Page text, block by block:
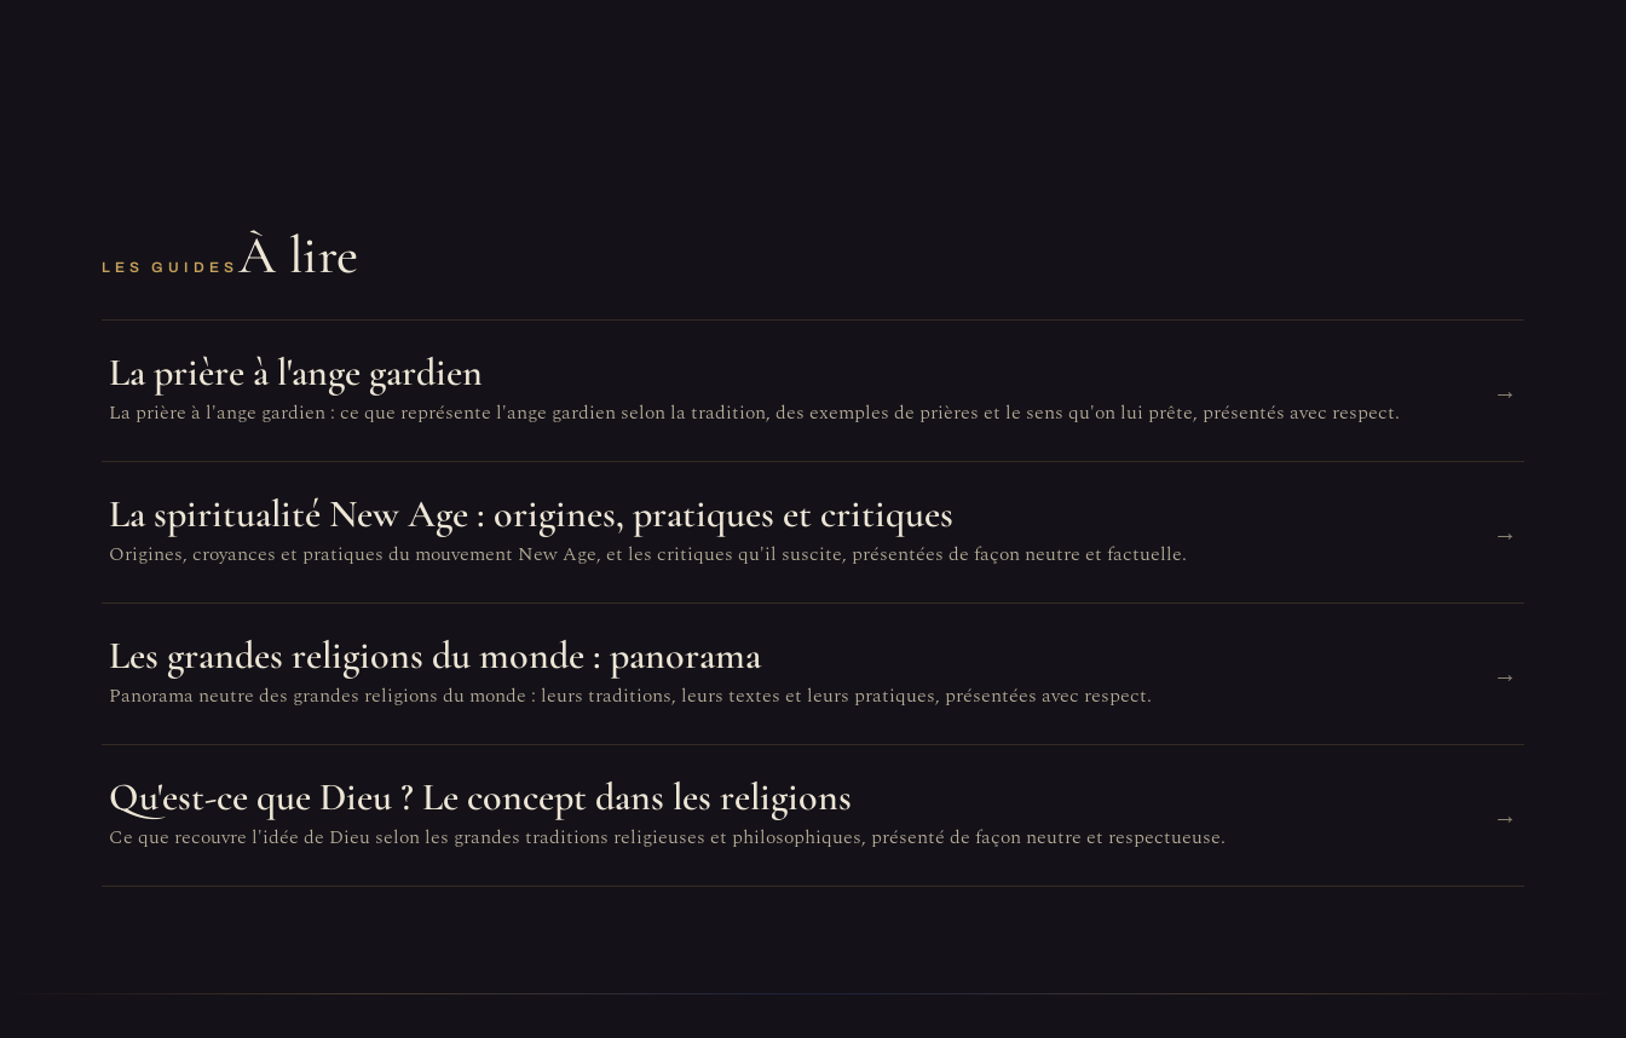
LES GUIDES À lire
La prière à l'ange gardien
La prière à l'ange gardien : ce que représente l'ange gardien selon la tradition, des exemples de prières et le sens qu'on lui prête, présentés avec respect.
→
La spiritualité New Age : origines, pratiques et critiques
Origines, croyances et pratiques du mouvement New Age, et les critiques qu'il suscite, présentées de façon neutre et factuelle.
→
Les grandes religions du monde : panorama
Panorama neutre des grandes religions du monde : leurs traditions, leurs textes et leurs pratiques, présentées avec respect.
→
Qu'est-ce que Dieu ? Le concept dans les religions
Ce que recouvre l'idée de Dieu selon les grandes traditions religieuses et philosophiques, présenté de façon neutre et respectueuse.
→